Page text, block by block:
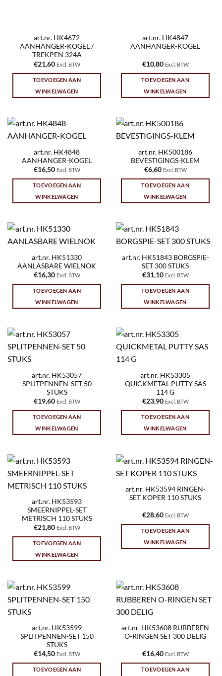
art.nr. HK4672
AANHANGER-KOGEL /
TREKPEN 324A
€21,60 Excl. BTW
TOEVOEGEN AAN
WINKELWAGEN
art.nr. HK4847
AANHANGER-KOGEL
€10,80 Excl. BTW
TOEVOEGEN AAN
WINKELWAGEN
art.nr. HK4848
AANHANGER-KOGEL
€16,50 Excl. BTW
TOEVOEGEN AAN
WINKELWAGEN
art.nr. HK500186
BEVESTIGINGS-KLEM
€6,60 Excl. BTW
TOEVOEGEN AAN
WINKELWAGEN
art.nr. HK51330
AANLASBARE WIELNOK
€16,30 Excl. BTW
TOEVOEGEN AAN
WINKELWAGEN
art.nr. HK51843 BORGSPIE-
SET 300 STUKS
€31,10 Excl. BTW
TOEVOEGEN AAN
WINKELWAGEN
art.nr. HK53057
SPLITPENNEN-SET 50
STUKS
€19,60 Excl. BTW
TOEVOEGEN AAN
WINKELWAGEN
art.nr. HK53305
QUICKMETAL PUTTY SAS
114 G
€23,90 Excl. BTW
TOEVOEGEN AAN
WINKELWAGEN
art.nr. HK53593
SMEERNIPPEL-SET
METRISCH 110 STUKS
€21,80 Excl. BTW
TOEVOEGEN AAN
WINKELWAGEN
art.nr. HK53594 RINGEN-
SET KOPER 110 STUKS
€28,60 Excl. BTW
TOEVOEGEN AAN
WINKELWAGEN
art.nr. HK53599
SPLITPENNEN-SET 150
STUKS
€14,50 Excl. BTW
TOEVOEGEN AAN
art.nr. HK53608 RUBBEREN
O-RINGEN SET 300 DELIG
€16,40 Excl. BTW
TOEVOEGEN AAN